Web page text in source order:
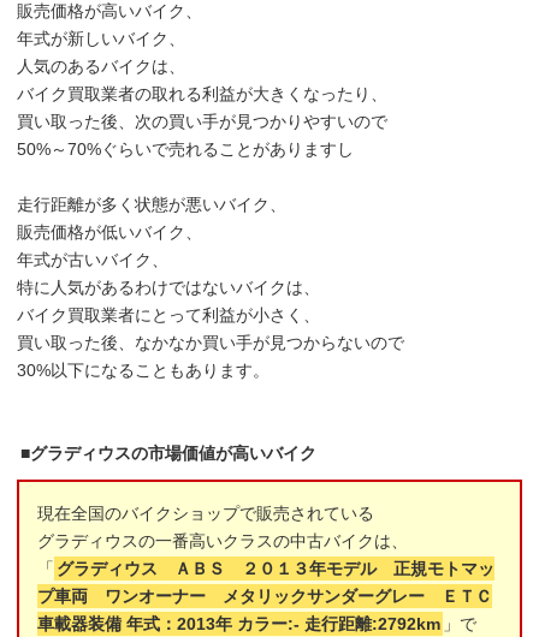
販売価格が高いバイク、
年式が新しいバイク、
人気のあるバイクは、
バイク買取業者の取れる利益が大きくなったり、
買い取った後、次の買い手が見つかりやすいので
50%～70%ぐらいで売れることがありますし
走行距離が多く状態が悪いバイク、
販売価格が低いバイク、
年式が古いバイク、
特に人気があるわけではないバイクは、
バイク買取業者にとって利益が小さく、
買い取った後、なかなか買い手が見つからないので
30%以下になることもあります。
■グラディウスの市場価値が高いバイク
現在全国のバイクショップで販売されている
グラディウスの一番高いクラスの中古バイクは、
「 グラディウス ＡＢＳ ２０１３年モデル 正規モトマッ
プ車両 ワンオーナー メタリックサンダーグレー ＥＴＣ
車載器装備 年式：2013年 カラー:- 走行距離:2792km 」で